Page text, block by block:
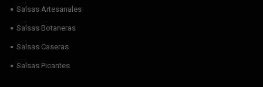
Salsas Artesanales
Salsas Botaneras
Salsas Caseras
Salsas Picantes